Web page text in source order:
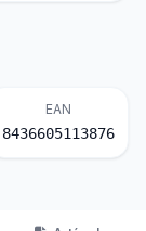
EAN
8436605113876